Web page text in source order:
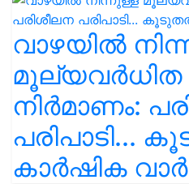
വാഴയിൽ
മൂല്യവർധിത
നിർമാണം:
പരിപാടി...
കാർഷിക